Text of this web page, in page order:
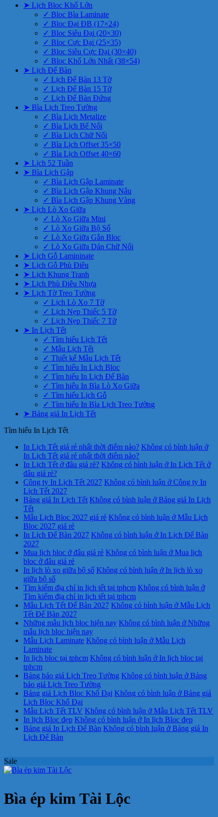
➤ Lịch Bloc Khổ Lớn
✓ Bloc Bìa Laminate
✓ Bloc Đại ĐB (17×24)
✓ Bloc Siêu Đại (20×30)
✓ Bloc Cực Đại (25×35)
✓ Bloc Siêu Cực Đại (30×40)
✓ Bloc Khổ Lớn Nhất (38×54)
➤ Lịch Để Bàn
✓ Lịch Để Bàn 13 Tờ
✓ Lịch Để Bàn 15 Tờ
✓ Lịch Để Bàn Đứng
➤ Bìa Lịch Treo Tường
✓ Bìa Lịch Metalize
✓ Bìa Lịch Bế Nổi
✓ Bìa Lịch Chữ Nổi
✓ Bìa Lịch Offset 35×50
✓ Bìa Lịch Offset 40×60
➤ Lịch 52 Tuần
➤ Bìa Lịch Gập
✓ Bìa Lịch Gập Laminate
✓ Bìa Lịch Gập Khung Nâu
✓ Bìa Lịch Gập Khung Vàng
➤ Lịch Lò Xo Giữa
✓ Lò Xo Giữa Mini
✓ Lò Xo Giữa Bộ Số
✓ Lò Xo Giữa Gắn Bloc
✓ Lò Xo Giữa Dán Chữ Nổi
➤ Lịch Gỗ Lamininate
➤ Lịch Gỗ Phù Điêu
➤ Lịch Khung Tranh
➤ Lịch Phù Điêu Nhựa
➤ Lịch Tờ Treo Tường
✓ Lịch Lò Xo 7 Tờ
✓ Lịch Nẹp Thiếc 5 Tờ
✓ Lịch Nẹp Thiếc 7 Tờ
➤ In Lịch Tết
✓ Tìm hiểu Lịch Tết
✓ Mẫu Lịch Tết
✓ Thiết kế Mẫu Lịch Tết
✓ Tìm hiểu In Lịch Bloc
✓ Tìm hiểu In Lịch Để Bàn
✓ Tìm hiểu In Bìa Lò Xo Giữa
✓ Tìm hiểu Lịch Gỗ
✓ Tìm hiểu In Bìa Lịch Treo Tường
➤ Bảng giá In Lịch Tết
Tìm hiểu In Lịch Tết
In Lịch Tết giá rẻ nhất thời điểm nào? Không có bình luận ở
In Lịch Tết giá rẻ nhất thời điểm nào?
In Lịch Tết ở đâu giá rẻ? Không có bình luận ở In Lịch Tết ở
đâu giá rẻ?
Công ty In Lịch Tết 2027 Không có bình luận ở Công ty In
Lịch Tết 2027
Bảng giá In Lịch Tết Không có bình luận ở Bảng giá In Lịch
Tết
Mẫu Lịch Bloc 2027 giá rẻ Không có bình luận ở Mẫu Lịch
Bloc 2027 giá rẻ
In Lịch Để Bàn 2027 Không có bình luận ở In Lịch Để Bàn
2027
Mua lịch bloc ở đâu giá rẻ Không có bình luận ở Mua lịch
bloc ở đâu giá rẻ
In lịch lò xo giữa bộ số Không có bình luận ở In lịch lò xo
giữa bộ số
Tìm kiếm địa chỉ in lịch tết tại tphcm Không có bình luận ở
Tìm kiếm địa chỉ in lịch tết tại tphcm
Mẫu Lịch Tết Để Bàn 2027 Không có bình luận ở Mẫu Lịch
Tết Để Bàn 2027
Những mẫu lịch bloc hiện nay Không có bình luận ở Những
mẫu lịch bloc hiện nay
Mẫu Lịch Laminate Không có bình luận ở Mẫu Lịch
Laminate
In lịch bloc tại tphcm Không có bình luận ở In lịch bloc tại
tphcm
Bảng báo giá Lịch Treo Tường Không có bình luận ở Bảng
báo giá Lịch Treo Tường
Bảng giá Lịch Bloc Khổ Đại Không có bình luận ở Bảng giá
Lịch Bloc Khổ Đại
Mẫu Lịch Tết TLV Không có bình luận ở Mẫu Lịch Tết TLV
In lịch Bloc đẹp Không có bình luận ở In lịch Bloc đẹp
Bảng giá In Lịch Để Bàn Không có bình luận ở Bảng giá In
Lịch Để Bàn
Sale
Bìa ép kim Tài Lộc